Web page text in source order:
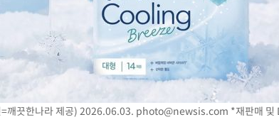
마감
에 마쳐
첫 40도
교정본부장 기소
수사 재개"
깨끗한나라 제공) 2026.06.03. photo@newsis.com *재판매 및
1
2
"여
다